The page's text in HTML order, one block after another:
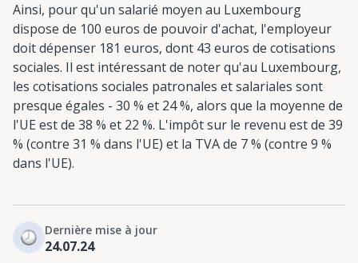
Ainsi, pour qu'un salarié moyen au Luxembourg
dispose de 100 euros de pouvoir d'achat, l'employeur
doit dépenser 181 euros, dont 43 euros de cotisations
sociales. Il est intéressant de noter qu'au Luxembourg,
les cotisations sociales patronales et salariales sont
presque égales - 30 % et 24 %, alors que la moyenne de
l'UE est de 38 % et 22 %. L'impôt sur le revenu est de 39
% (contre 31 % dans l'UE) et la TVA de 7 % (contre 9 %
dans l'UE).
Dernière mise à jour
24.07.24